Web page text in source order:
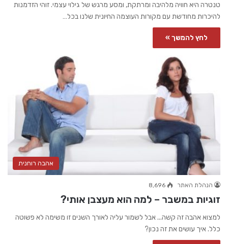
טנטרה היא חוויה מלהיבה ומרתקת, ומסע מרגש של גילוי עצמי. זוהי הזדמנות
להיכרות מחודשת עם מקורות העוצמה החיונית שלנו בכל…
לחץ להמשך »
אהבה רוחנית
הנהלת האתר 8,696
זוגיות במשבר – למה הוא מעצבן אותי?
למצוא אהבה זה קשה... אבל לשמור עליה לאורך השנים זו משימה לא פשוטה
כלל. איך עושים את זה נכון?